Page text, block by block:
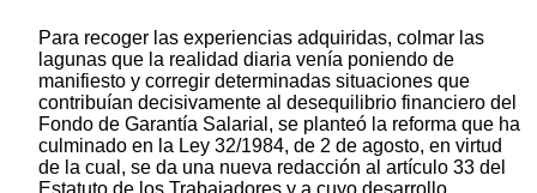
Para recoger las experiencias adquiridas, colmar las
lagunas que la realidad diaria venía poniendo de
manifiesto y corregir determinadas situaciones que
contribuían decisivamente al desequilibrio financiero del
Fondo de Garantía Salarial, se planteó la reforma que ha
culminado en la Ley 32/1984, de 2 de agosto, en virtud
de la cual, se da una nueva redacción al artículo 33 del
Estatuto de los Trabajadores y a cuyo desarrollo